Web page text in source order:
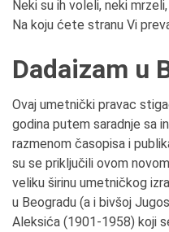
Neki su ih voleli, neki
Na koju ćete stranu Vi
Dadaizam u
Ovaj umetnički pravac
godina putem saradnje sa
razmenom časopisa i
su se priključili ovom
veliku širinu umetničkog
u Beogradu (a i bivšoj
Aleksića (1901-1958) koji